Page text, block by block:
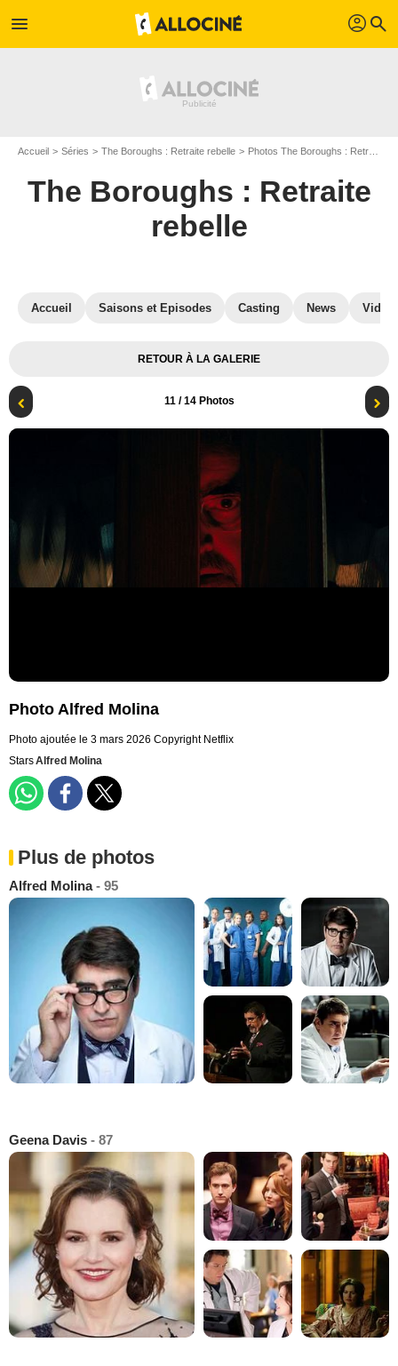
menu profil search
Accueil Séries The Boroughs : Retraite rebelle Photos The Boroughs : Retraite rebelle
The Boroughs : Retraite
rebelle
Accueil Saisons et Episodes Casting News
RETOUR À LA GALERIE
11/ 14 Photos
Photo Alfred Molina
Photo ajoutée le 3 mars 2026 Copyright Netflix
StarsAlfred Molina
Plus de photos
Alfred Molina- 95
Geena Davis - 87